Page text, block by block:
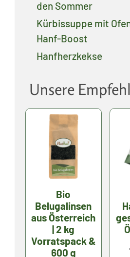
den Sommer
Kürbissuppe mit
Hanf-Boost
Hanfherzkekse
Unsere
Bio
Belugalinsen
aus Österreich
| 2 kg
Vorratspack &
600 g